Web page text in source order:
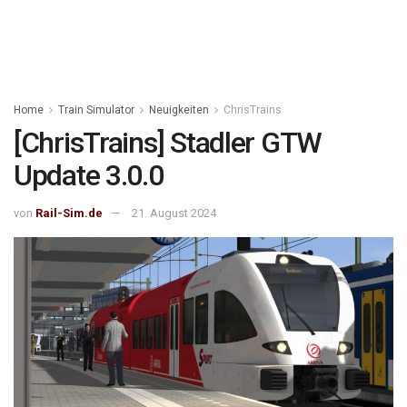
Home Train Simulator Neuigkeiten ChrisTrains
[ChrisTrains] Stadler GTW
Update 3.0.0
von Rail-Sim.de 21. August 2024